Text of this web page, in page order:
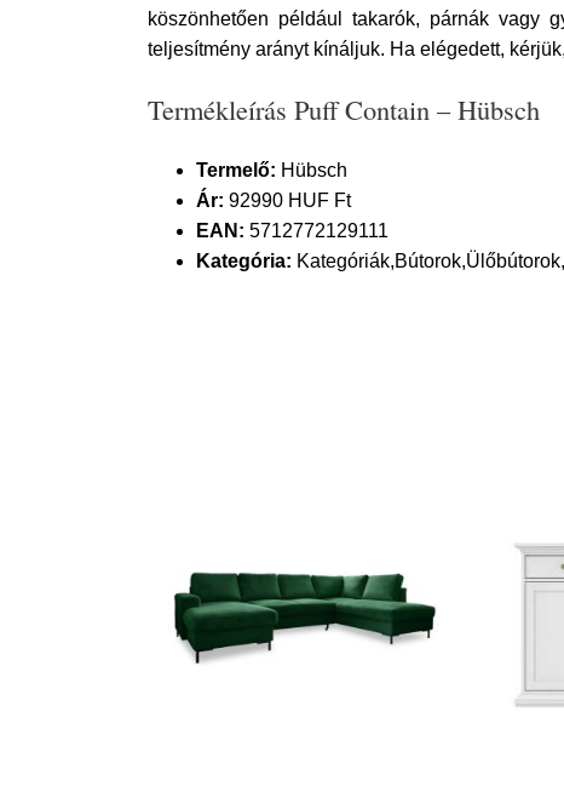
köszönhetően például takarók, párnák vagy
teljesítmény arányt kínáljuk. Ha elégedett,
Termékleírás Puff Contain – Hübsch
Termelő: Hübsch
Ár: 92990 HUF Ft
EAN: 5712772129111
Kategória: